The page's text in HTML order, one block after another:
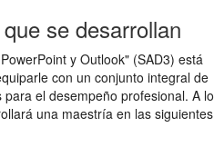
se desarrollan
y Outlook" (SAD3) está
con un conjunto integral de
el desempeño profesional. A lo
una maestría en las siguientes